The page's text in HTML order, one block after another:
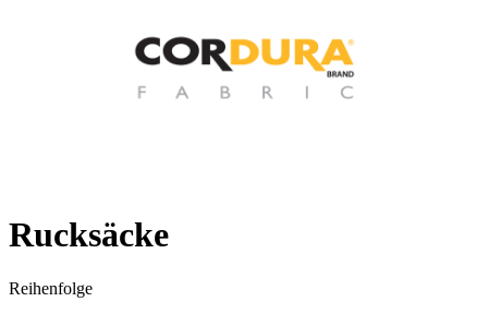
Rucksäcke
Reihenfolge